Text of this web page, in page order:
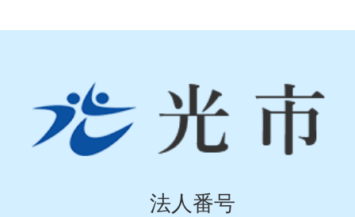
市
Hikari
法人番号